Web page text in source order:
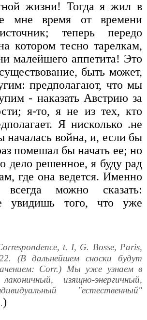
жизни! Тогда я жил в
мне время от времени
теперь передо
котором тесно тарелкам,
малейшего аппетита! Это
быть может,
предполагают, что мы
- наказать Австрию за
я-то, я не из тех, кто
Я нисколько .не
началась война, и, если бы
помешал бы начать ее; но
дело решенное, я буду рад
где она ведется. Именно
можно сказать:
увидишь того, что уже
t. I, G. Bosse, Paris,
(В дальнейшем сноски будут
Corr.) Мы уже узнаем в
изящно-энергичный,
"естественный"
)